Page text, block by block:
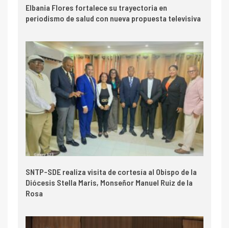
Elbania Flores fortalece su trayectoria en
periodismo de salud con nueva propuesta televisiva
SNTP-SDE realiza visita de cortesía al Obispo de la
Diócesis Stella Maris, Monseñor Manuel Ruiz de la
Rosa